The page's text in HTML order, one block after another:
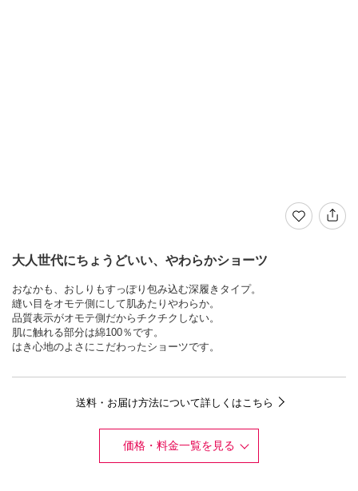
大人世代にちょうどいい、やわらかショーツ
おなかも、おしりもすっぽり包み込む深履きタイプ。
縫い目をオモテ側にして肌あたりやわらか。
品質表示がオモテ側だからチクチクしない。
肌に触れる部分は綿100％です。
はき心地のよさにこだわったショーツです。
送料・お届け方法について詳しくはこちら
価格・料金一覧を見る